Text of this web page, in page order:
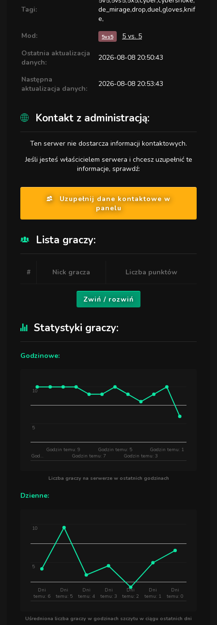
Tagi:
de_mirage,drop,duel,gloves,knif
e,
Mod:
5vs5
5 vs. 5
Ostatnia aktualizacja
danych:
2026-08-08 20:50:43
Następna
aktualizacja danych:
2026-08-08 20:53:43
Kontakt z administracją:
Ten serwer nie dostarcza informacji kontaktowych.
Jeśli jesteś właścicielem serwera i chcesz uzupełnić te
informacje, sprawdź:
Uzupełnij dane kontaktowe w
panelu
Lista graczy:
# Nick gracza Liczba punktów
Zwiń / rozwiń
Statystyki graczy:
Godzinowe:
God…
Godzin temu: 9
Godzin temu: 7
Godzin temu: 5
Godzin temu: 3
Godzin temu: 1
5
10
Liczba graczy na serwerze w ostatnich godzinach
Dzienne:
temu: 6
Dni
temu: 5
Dni
temu: 4
Dni
temu: 3
Dni
temu: 2
Dni
temu: 1
Dni
temu: 0
Dni
5
10
Uśredniona liczba graczy w godzinach szczytu w ciągu ostatnich dni